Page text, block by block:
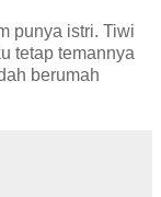
punya istri. Tiwi
tetap temannya
berumah